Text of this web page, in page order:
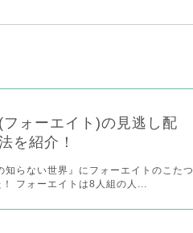
ォーエイト)の見逃し配
を紹介！
らない世界』にフォーエイトのこたつ
フォーエイトは8人組の人...